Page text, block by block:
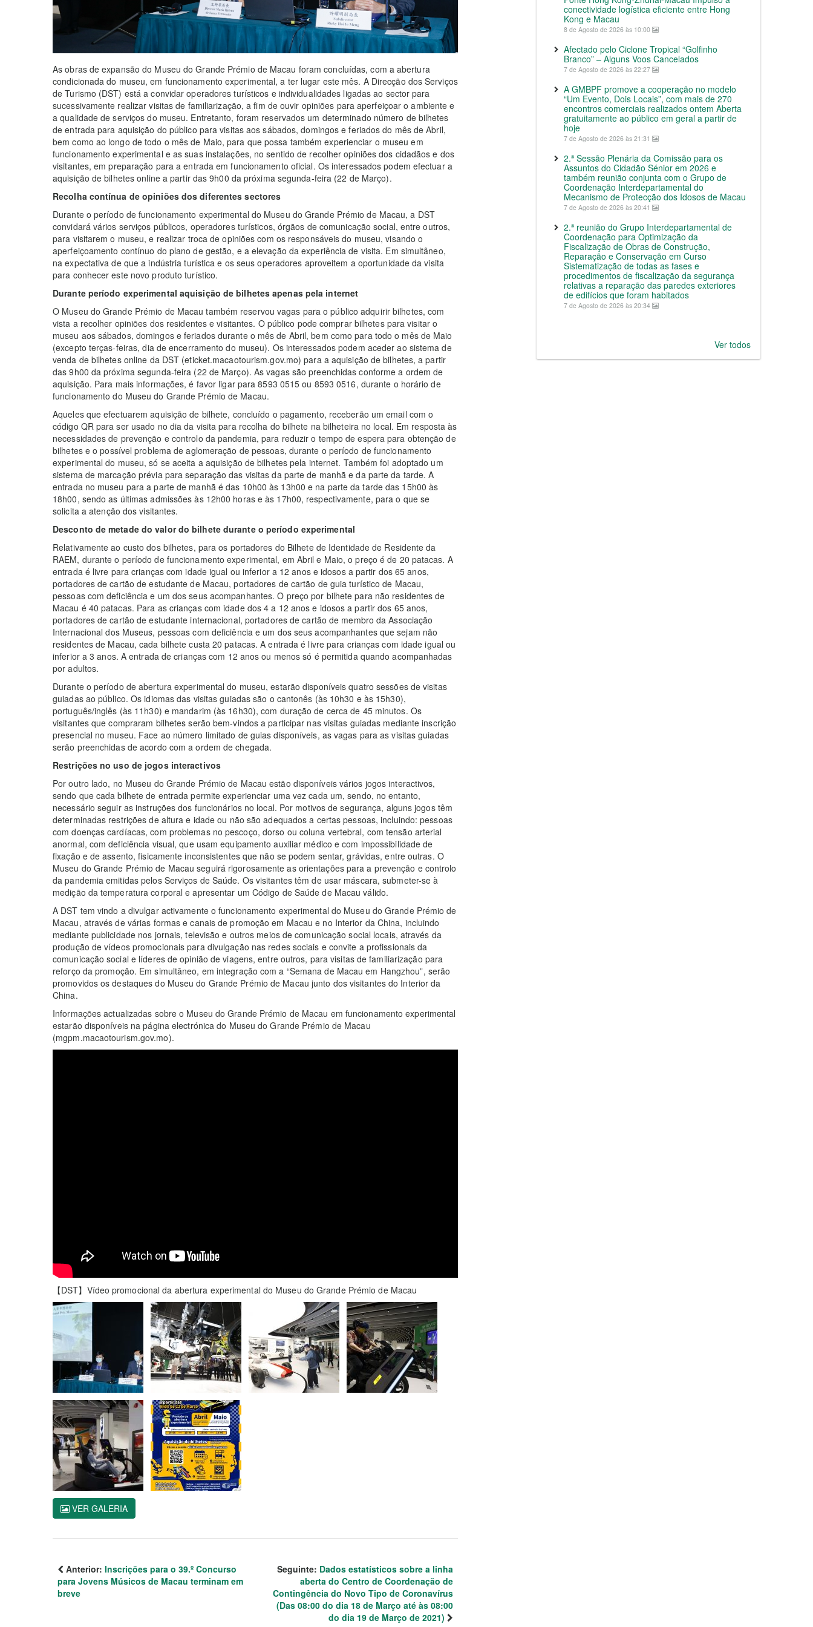
As obras de expansão do Museu do Grande Prémio de Macau foram concluídas, com a abertura
condicionada do museu, em funcionamento experimental, a ter lugar este mês. A Direcção dos Serviços
de Turismo (DST) está a convidar operadores turísticos e individualidades ligadas ao sector para
sucessivamente realizar visitas de familiarização, a fim de ouvir opiniões para aperfeiçoar o ambiente e
a qualidade de serviços do museu. Entretanto, foram reservados um determinado número de bilhetes
de entrada para aquisição do público para visitas aos sábados, domingos e feriados do mês de Abril,
bem como ao longo de todo o mês de Maio, para que possa também experienciar o museu em
funcionamento experimental e as suas instalações, no sentido de recolher opiniões dos cidadãos e dos
visitantes, em preparação para a entrada em funcionamento oficial. Os interessados podem efectuar a
aquisição de bilhetes online a partir das 9h00 da próxima segunda-feira (22 de Março).
Recolha contínua de opiniões dos diferentes sectores
Durante o período de funcionamento experimental do Museu do Grande Prémio de Macau, a DST
convidará vários serviços públicos, operadores turísticos, órgãos de comunicação social, entre outros,
para visitarem o museu, e realizar troca de opiniões com os responsáveis do museu, visando o
aperfeiçoamento contínuo do plano de gestão, e a elevação da experiência de visita. Em simultâneo,
na expectativa de que a indústria turística e os seus operadores aproveitem a oportunidade da visita
para conhecer este novo produto turístico.
Durante período experimental aquisição de bilhetes apenas pela internet
O Museu do Grande Prémio de Macau também reservou vagas para o público adquirir bilhetes, com
vista a recolher opiniões dos residentes e visitantes. O público pode comprar bilhetes para visitar o
museu aos sábados, domingos e feriados durante o mês de Abril, bem como para todo o mês de Maio
(excepto terças-feiras, dia de encerramento do museu). Os interessados podem aceder ao sistema de
venda de bilhetes online da DST (eticket.macaotourism.gov.mo) para a aquisição de bilhetes, a partir
das 9h00 da próxima segunda-feira (22 de Março). As vagas são preenchidas conforme a ordem de
aquisição. Para mais informações, é favor ligar para 8593 0515 ou 8593 0516, durante o horário de
funcionamento do Museu do Grande Prémio de Macau.
Aqueles que efectuarem aquisição de bilhete, concluído o pagamento, receberão um email com o
código QR para ser usado no dia da visita para recolha do bilhete na bilheteira no local. Em resposta às
necessidades de prevenção e controlo da pandemia, para reduzir o tempo de espera para obtenção de
bilhetes e o possível problema de aglomeração de pessoas, durante o período de funcionamento
experimental do museu, só se aceita a aquisição de bilhetes pela internet. Também foi adoptado um
sistema de marcação prévia para separação das visitas da parte de manhã e da parte da tarde. A
entrada no museu para a parte de manhã é das 10h00 às 13h00 e na parte da tarde das 15h00 às
18h00, sendo as últimas admissões às 12h00 horas e às 17h00, respectivamente, para o que se
solicita a atenção dos visitantes.
Desconto de metade do valor do bilhete durante o período experimental
Relativamente ao custo dos bilhetes, para os portadores do Bilhete de Identidade de Residente da
RAEM, durante o período de funcionamento experimental, em Abril e Maio, o preço é de 20 patacas. A
entrada é livre para crianças com idade igual ou inferior a 12 anos e idosos a partir dos 65 anos,
portadores de cartão de estudante de Macau, portadores de cartão de guia turístico de Macau,
pessoas com deficiência e um dos seus acompanhantes. O preço por bilhete para não residentes de
Macau é 40 patacas. Para as crianças com idade dos 4 a 12 anos e idosos a partir dos 65 anos,
portadores de cartão de estudante internacional, portadores de cartão de membro da Associação
Internacional dos Museus, pessoas com deficiência e um dos seus acompanhantes que sejam não
residentes de Macau, cada bilhete custa 20 patacas. A entrada é livre para crianças com idade igual ou
inferior a 3 anos. A entrada de crianças com 12 anos ou menos só é permitida quando acompanhadas
por adultos.
Durante o período de abertura experimental do museu, estarão disponíveis quatro sessões de visitas
guiadas ao público. Os idiomas das visitas guiadas são o cantonês (às 10h30 e às 15h30),
português/inglês (às 11h30) e mandarim (às 16h30), com duração de cerca de 45 minutos. Os
visitantes que compraram bilhetes serão bem-vindos a participar nas visitas guiadas mediante inscrição
presencial no museu. Face ao número limitado de guias disponíveis, as vagas para as visitas guiadas
serão preenchidas de acordo com a ordem de chegada.
Restrições no uso de jogos interactivos
Por outro lado, no Museu do Grande Prémio de Macau estão disponíveis vários jogos interactivos,
sendo que cada bilhete de entrada permite experienciar uma vez cada um, sendo, no entanto,
necessário seguir as instruções dos funcionários no local. Por motivos de segurança, alguns jogos têm
determinadas restrições de altura e idade ou não são adequados a certas pessoas, incluindo: pessoas
com doenças cardíacas, com problemas no pescoço, dorso ou coluna vertebral, com tensão arterial
anormal, com deficiência visual, que usam equipamento auxiliar médico e com impossibilidade de
fixação e de assento, fisicamente inconsistentes que não se podem sentar, grávidas, entre outras. O
Museu do Grande Prémio de Macau seguirá rigorosamente as orientações para a prevenção e controlo
da pandemia emitidas pelos Serviços de Saúde. Os visitantes têm de usar máscara, submeter-se à
medição da temperatura corporal e apresentar um Código de Saúde de Macau válido.
A DST tem vindo a divulgar activamente o funcionamento experimental do Museu do Grande Prémio de
Macau, através de várias formas e canais de promoção em Macau e no Interior da China, incluindo
mediante publicidade nos jornais, televisão e outros meios de comunicação social locais, através da
produção de vídeos promocionais para divulgação nas redes sociais e convite a profissionais da
comunicação social e líderes de opinião de viagens, entre outros, para visitas de familiarização para
reforço da promoção. Em simultâneo, em integração com a “Semana de Macau em Hangzhou”, serão
promovidos os destaques do Museu do Grande Prémio de Macau junto dos visitantes do Interior da
China.
Informações actualizadas sobre o Museu do Grande Prémio de Macau em funcionamento experimental
estarão disponíveis na página electrónica do Museu do Grande Prémio de Macau
(mgpm.macaotourism.gov.mo).
【DST】Vídeo promocional da abertura experimental do Museu do Grande Prémio de Macau
VER GALERIA
Anterior: Inscrições para o 39.º Concurso
para Jovens Músicos de Macau terminam em
breve
Seguinte: Dados estatísticos sobre a linha
aberta do Centro de Coordenação de
Contingência do Novo Tipo de Coronavírus
(Das 08:00 do dia 18 de Março até às 08:00
do dia 19 de Março de 2021)
conectividade logística eficiente entre Hong
Kong e Macau
8 de Agosto de 2026 às 10:00
Afectado pelo Ciclone Tropical “Golfinho
Branco” – Alguns Voos Cancelados
7 de Agosto de 2026 às 22:27
A GMBPF promove a cooperação no modelo
“Um Evento, Dois Locais”, com mais de 270
encontros comerciais realizados ontem Aberta
gratuitamente ao público em geral a partir de
hoje
7 de Agosto de 2026 às 21:31
2.ª Sessão Plenária da Comissão para os
Assuntos do Cidadão Sénior em 2026 e
também reunião conjunta com o Grupo de
Coordenação Interdepartamental do
Mecanismo de Protecção dos Idosos de Macau
7 de Agosto de 2026 às 20:41
2.ª reunião do Grupo Interdepartamental de
Coordenação para Optimização da
Fiscalização de Obras de Construção,
Reparação e Conservação em Curso
Sistematização de todas as fases e
procedimentos de fiscalização da segurança
relativas a reparação das paredes exteriores
de edifícios que foram habitados
7 de Agosto de 2026 às 20:34
Ver todos